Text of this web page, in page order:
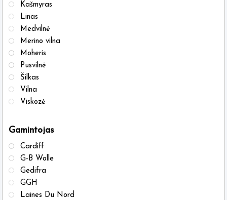
Kašmyras
Linas
Medvilnė
Merino vilna
Moheris
Pusvilnė
Šilkas
Vilna
Viskozė
Gamintojas
Cardiff
G-B Wolle
Gedifra
GGH
Laines Du Nord